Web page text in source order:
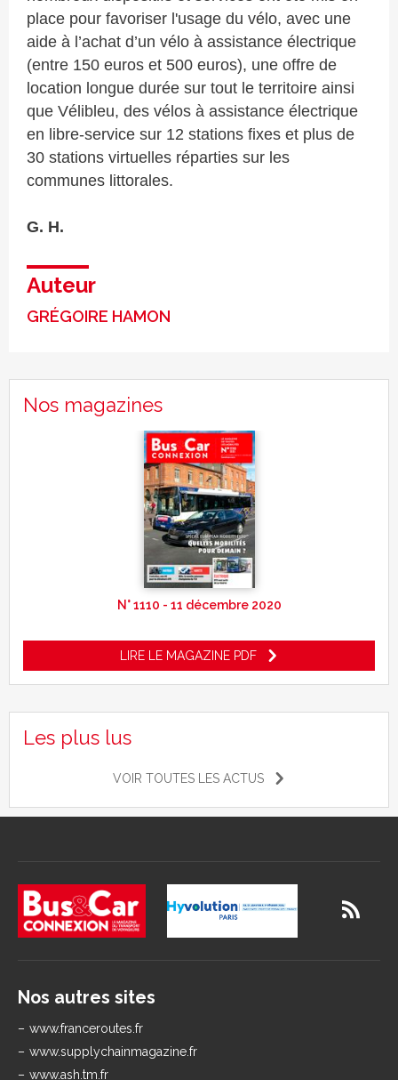
place pour favoriser l'usage du vélo, avec une
aide à l’achat d’un vélo à assistance électrique
(entre 150 euros et 500 euros), une offre de
location longue durée sur tout le territoire ainsi
que Vélibleu, des vélos à assistance électrique
en libre-service sur 12 stations fixes et plus de
30 stations virtuelles réparties sur les
communes littorales.
G. H.
Auteur
GRÉGOIRE HAMON
Nos magazines
N° 1110 - 11 décembre 2020
LIRE LE MAGAZINE PDF
Les plus lus
VOIR TOUTES LES ACTUS
Nos autres sites
www.franceroutes.fr
www.supplychainmagazine.fr
www.ash.tm.fr